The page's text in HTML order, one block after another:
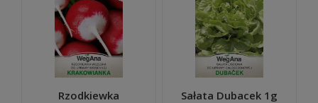
Rzodkiewka
Sałata Dubacek 1g